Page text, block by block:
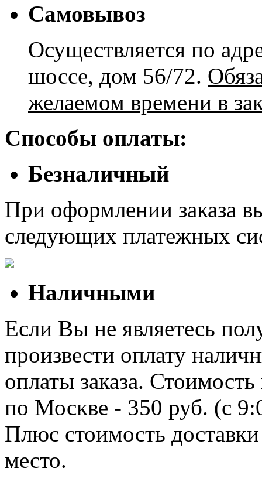
Самовывоз
Осуществляется по
шоссе, дом 56/72.
желаемом времени в
Способы оплаты:
Безналичный
При оформлении заказа
следующих платежных
Наличными
Если Вы не являетесь
произвести оплату
оплаты заказа.
по Москве - 350 руб. (с
Плюс стоимость
место.